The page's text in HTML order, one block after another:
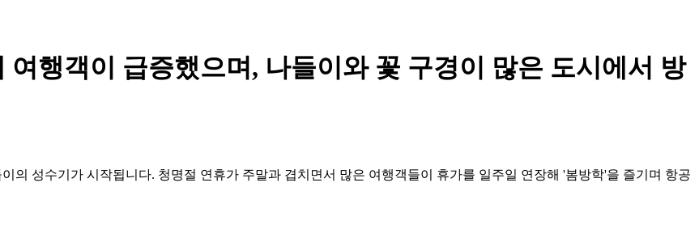
행객이 급증했으며, 나들이와 꽃 구경이 많은 도시에서 방
의 성수기가 시작됩니다. 청명절 연휴가 주말과 겹치면서 많은 여행객들이 휴가를 일주일 연장해 '봄방학'을 즐기며 항공